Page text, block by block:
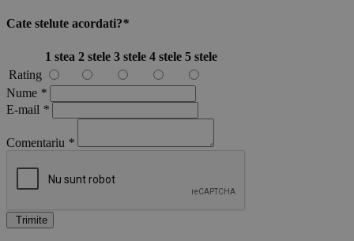
Cate stelute acordati?*
1 stea 2 stele 3 stele 4 stele 5 stele
Rating
Nume *
E-mail *
Comentariu *
Trimite